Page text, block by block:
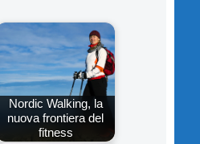
Nordic Walking, la
nuova frontiera del
fitness